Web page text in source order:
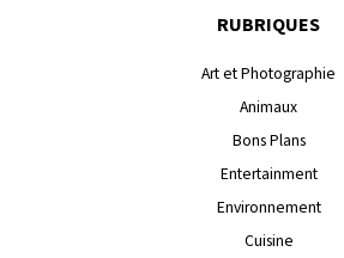
RUBRIQUES
Art et Photographie
Animaux
Bons Plans
Entertainment
Environnement
Cuisine